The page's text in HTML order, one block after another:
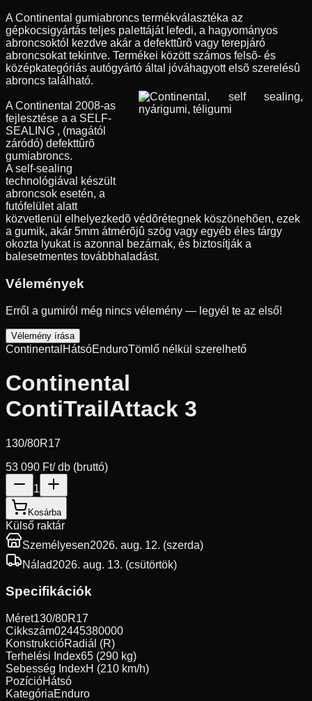
A Continental gumiabroncs termékválasztéka az
gépkocsigyártás teljes palettáját lefedi, a hagyományos
abroncsoktól kezdve akár a defekttûrõ vagy terepjáró
abroncsokat tekintve. Termékei között számos felsõ- és
középkategóriás autógyártó által jóváhagyott elsõ szerelésû
abroncs található.
A Continental 2008-as
fejlesztése a a SELF-
SEALING , (magától
záródó) defekttûrõ
gumiabroncs.
A self-sealing
technológiával készült
abroncsok esetén, a
futófelület alatt
közvetlenül elhelyezkedõ védõrétegnek köszönehõen, ezek
a gumik, akár 5mm átmérõjû szög vagy egyéb éles tárgy
okozta lyukat is azonnal bezárnak, és biztosítják a
balesetmentes továbbhaladást.
Vélemények
Erről a gumiról még nincs vélemény — legyél te az első!
Vélemény írása
Continental HátsóEnduroTömlő nélkül szerelhető
Continental
ContiTrailAttack 3
130/80R17
53 090 Ft/ db (bruttó)
1
Kosárba
Külső raktár
Személyesen2026. aug. 12. (szerda)
Nálad2026. aug. 13. (csütörtök)
Specifikációk
Méret130/80R17
Cikkszám02445380000
KonstrukcióRadiál (R)
Terhelési Index65 (290 kg)
Sebesség IndexH (210 km/h)
PozícióHátsó
KategóriaEnduro